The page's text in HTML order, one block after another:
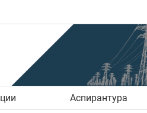
Аспирантура